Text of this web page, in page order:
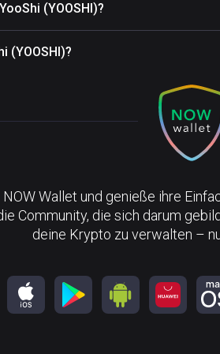
(YOOSHI)?
(YOOSHI)?
Wallet und genieße ihre
Community, die sich darum
deine Krypto zu verwalten –